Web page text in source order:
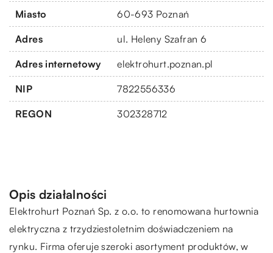
Miasto 60-693 Poznań
Adres ul. Heleny Szafran 6
Adres internetowy elektrohurt.poznan.pl
NIP 7822556336
REGON 302328712
Opis działalności
Elektrohurt Poznań Sp. z o.o. to renomowana hurtownia
elektryczna z trzydziestoletnim doświadczeniem na
rynku. Firma oferuje szeroki asortyment produktów, w